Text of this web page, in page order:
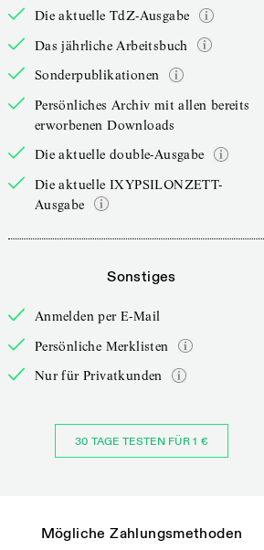
Die aktuelle TdZ-Ausgabe
Das jährliche Arbeitsbuch
Sonderpublikationen
Persönliches Archiv mit allen bereits
erworbenen Downloads
Die aktuelle double-Ausgabe
Die aktuelle IXYPSILONZETT-
Ausgabe
Sonstiges
Anmelden per E-Mail
Persönliche Merklisten
Nur für Privatkunden
30 TAGE TESTEN FÜR 1 €
Mögliche Zahlungsmethoden